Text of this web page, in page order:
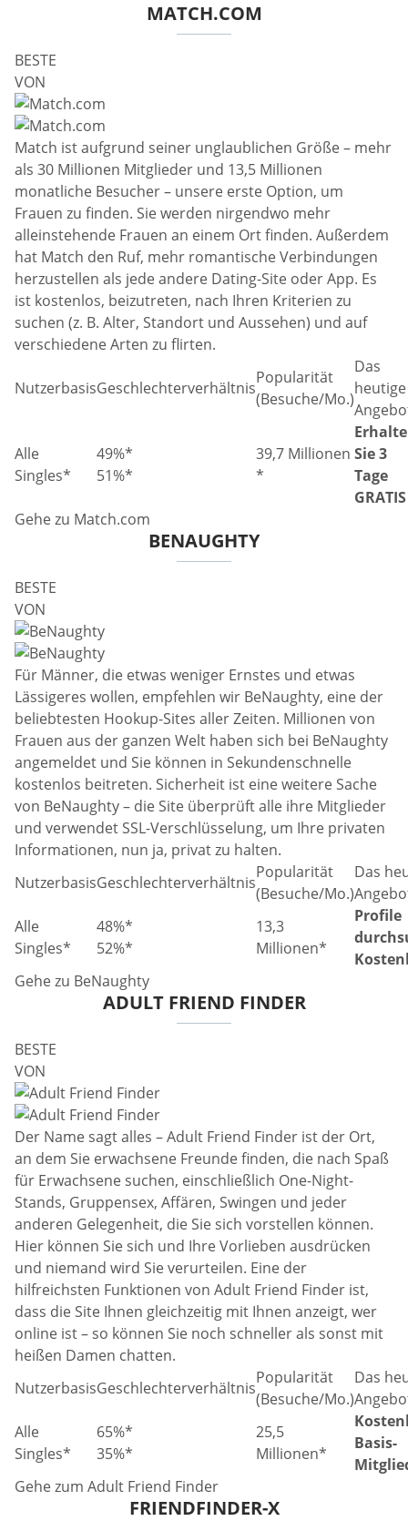
MATCH.COM
BESTE
VON
Match ist aufgrund seiner unglaublichen Größe – mehr
als 30 Millionen Mitglieder und 13,5 Millionen
monatliche Besucher – unsere erste Option, um
Frauen zu finden. Sie werden nirgendwo mehr
alleinstehende Frauen an einem Ort finden. Außerdem
hat Match den Ruf, mehr romantische Verbindungen
herzustellen als jede andere Dating-Site oder App. Es
ist kostenlos, beizutreten, nach Ihren Kriterien zu
suchen (z. B. Alter, Standort und Aussehen) und auf
verschiedene Arten zu flirten.
NutzerbasisGeschlechterverhältnis
Popularität
(Besuche/Mo.)
Das
heutige
Alle
Singles*
49%*
51%*
39,7 Millionen
*
Sie 3
Tage
GRATIS
Gehe zu Match.com
BENAUGHTY
BESTE
VON
Für Männer, die etwas weniger Ernstes und etwas
Lässigeres wollen, empfehlen wir BeNaughty, eine der
beliebtesten Hookup-Sites aller Zeiten. Millionen von
Frauen aus der ganzen Welt haben sich bei BeNaughty
angemeldet und Sie können in Sekundenschnelle
kostenlos beitreten. Sicherheit ist eine weitere Sache
von BeNaughty – die Site überprüft alle ihre Mitglieder
und verwendet SSL-Verschlüsselung, um Ihre privaten
Informationen, nun ja, privat zu halten.
NutzerbasisGeschlechterverhältnis
Popularität
(Besuche/Mo.)
Das
Alle
Singles*
48%*
52%*
13,3
Millionen*
Profile
Gehe zu BeNaughty
ADULT FRIEND FINDER
BESTE
VON
Der Name sagt alles – Adult Friend Finder ist der Ort,
an dem Sie erwachsene Freunde finden, die nach Spaß
für Erwachsene suchen, einschließlich One-Night-
Stands, Gruppensex, Affären, Swingen und jeder
anderen Gelegenheit, die Sie sich vorstellen können.
Hier können Sie sich und Ihre Vorlieben ausdrücken
und niemand wird Sie verurteilen. Eine der
hilfreichsten Funktionen von Adult Friend Finder ist,
dass die Site Ihnen gleichzeitig mit Ihnen anzeigt, wer
online ist – so können Sie noch schneller als sonst mit
heißen Damen chatten.
NutzerbasisGeschlechterverhältnis
Popularität
(Besuche/Mo.)
Das
Alle
Singles*
65%*
35%*
25,5
Millionen*
Basis-
Gehe zum Adult Friend Finder
FRIENDFINDER-X